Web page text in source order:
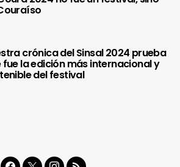
crónica del Sinsal 2024 prueba
fue la edición más internacional y
del festival